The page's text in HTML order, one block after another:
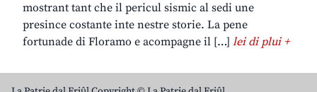
mostrant tant che il pericul sismic al sedi une
presince costante inte nestre storie. La pene
fortunade di Floramo e acompagne il […] lei di plui +